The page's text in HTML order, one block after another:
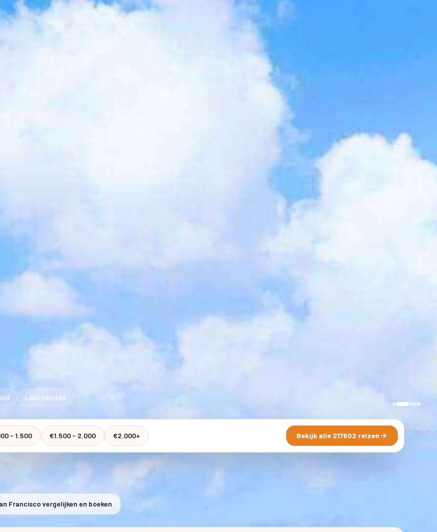
Last minutes
- 1.500 €1.500 - 2.000 €2.000+ Bekijk alle 217602 reizen
Francisco vergelijken en boeken